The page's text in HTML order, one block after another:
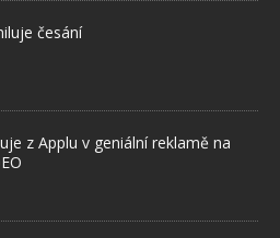
česání
z Applu v geniální reklamě na